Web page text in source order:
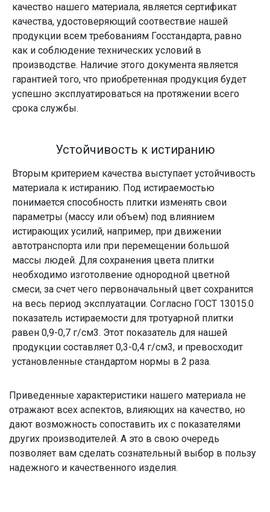
качество нашего материала, является сертификат
качества, удостоверяющий соотвествие нашей
продукции всем требованиям Госстандарта, равно
как и соблюдение технических условий в
производстве. Наличие этого документа является
гарантией того, что приобретенная продукция будет
успешно эксплуатироваться на протяжении всего
срока службы.
Устойчивость к истиранию
Вторым критерием качества выступает устойчивость
материала к истиранию. Под истираемостью
понимается способность плитки изменять свои
параметры (массу или объем) под влиянием
истирающих усилий, например, при движении
автотранспорта или при перемещении большой
массы людей. Для сохранения цвета плитки
необходимо изготолвение однородной цветной
смеси, за счет чего первоначальный цвет сохранится
на весь период эксплуатации. Согласно ГОСТ 13015.0
показатель истираемости для тротуарной плитки
равен 0,9-0,7 г/см3. Этот показатель для нашей
продукции составляет 0,3-0,4 г/см3, и превосходит
установленные стандартом нормы в 2 раза.
Приведенные характеристики нашего материала не
отражают всех аспектов, влияющих на качество, но
дают возможность сопоставить их с показателями
других производителей. А это в свою очередь
позволяет вам сделать сознательный выбор в пользу
надежного и качественного изделия.